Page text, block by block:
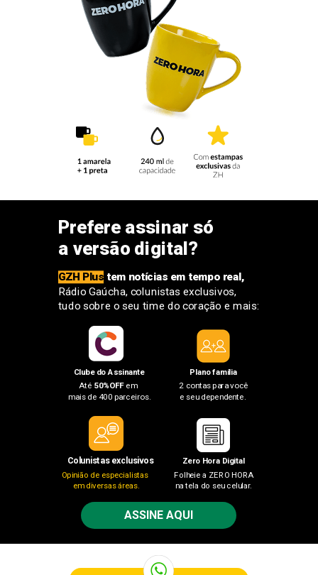
Prefere assinar só
a versão digital?
GZH Plus tem notícias em tempo real,
Rádio Gaúcha, colunistas exclusivos,
tudo sobre o seu time do coração e mais:
Folheie a ZERO HORA
na tela do seu celular.
Zero Hora Digital
Plano família
2 contas paravocê
e seu dependente.
Até 50%OFFem
mais de 400 parceiros.
Clube do Assinante
ASSINE AQUI
Colunistas exclusivos
Opinião de especialistas
em diversas áreas.